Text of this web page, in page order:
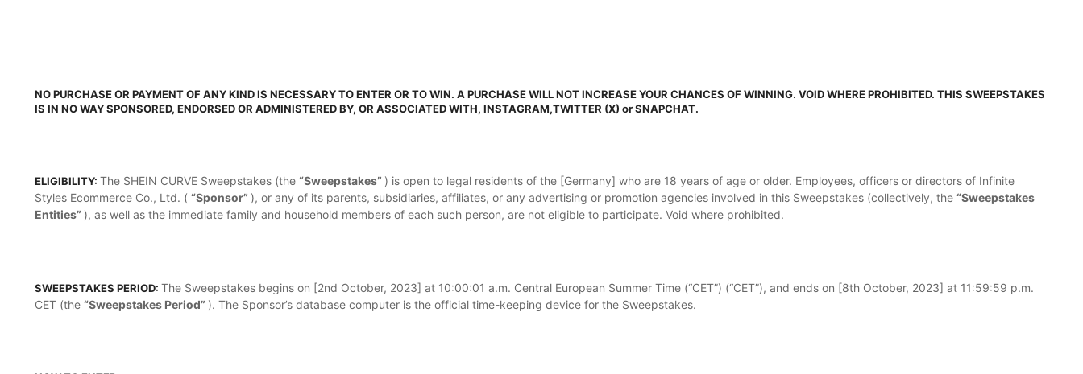
NO PURCHASE OR PAYMENT OF ANY KIND IS NECESSARY TO ENTER OR TO WIN. A PURCHASE WILL NOT INCREASE YOUR CHANCES OF WINNING. VOID WHERE PROHIBITED. THIS SWEEPSTAKES
IS IN NO WAY SPONSORED, ENDORSED OR ADMINISTERED BY, OR ASSOCIATED WITH, INSTAGRAM,TWITTER (X) or SNAPCHAT.
ELIGIBILITY: The SHEIN CURVE Sweepstakes (the “Sweepstakes” ) is open to legal residents of the [Germany] who are 18 years of age or older. Employees, officers or directors of Infinite
Styles Ecommerce Co., Ltd. ( “Sponsor” ), or any of its parents, subsidiaries, affiliates, or any advertising or promotion agencies involved in this Sweepstakes (collectively, the “Sweepstakes
Entities” ), as well as the immediate family and household members of each such person, are not eligible to participate. Void where prohibited.
SWEEPSTAKES PERIOD: The Sweepstakes begins on [2nd October, 2023] at 10:00:01 a.m. Central European Summer Time (“CET”) (“CET”), and ends on [8th October, 2023] at 11:59:59 p.m.
CET (the “Sweepstakes Period” ). The Sponsor’s database computer is the official time-keeping device for the Sweepstakes.